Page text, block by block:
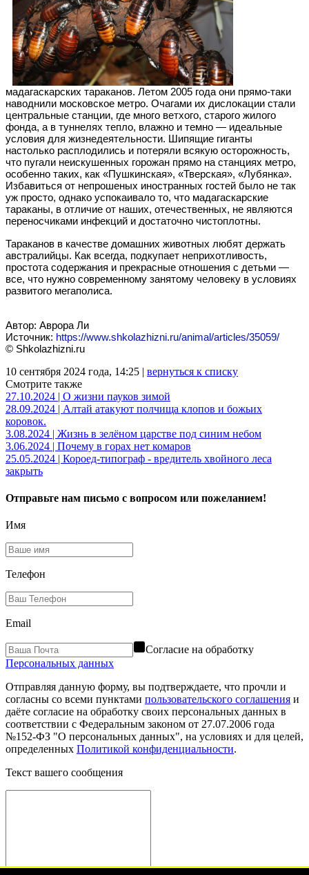
мадагаскарских тараканов. Летом 2005 года они прямо-таки
наводнили московское метро. Очагами их дислокации стали
центральные станции, где много ветхого, старого жилого
фонда, а в туннелях тепло, влажно и темно — идеальные
условия для жизнедеятельности. Шипящие гиганты
настолько расплодились и потеряли всякую осторожность,
что пугали неискушенных горожан прямо на станциях метро,
особенно таких, как «Пушкинская», «Тверская», «Лубянка».
Избавиться от непрошеных иностранных гостей было не так
уж просто, однако успокаивало то, что мадагаскарские
тараканы, в отличие от наших, отечественных, не являются
переносчиками инфекций и достаточно чистоплотны.
Тараканов в качестве домашних животных любят держать
австралийцы. Как всегда, подкупает неприхотливость,
простота содержания и прекрасные отношения с детьми —
все, что нужно современному занятому человеку в условиях
развитого мегаполиса.
Автор: Аврора Ли
Источник: https://www.shkolazhizni.ru/animal/articles/35059/
© Shkolazhizni.ru
10 сентября 2024 года, 14:25 | вернуться к списку
Смотрите также
27.10.2024 | О жизни пауков зимой
28.09.2024 | Алтай атакуют полчища клопов и божьих
коровок.
3.08.2024 | Жизнь в зелёном царстве под синим небом
3.06.2024 | Почему в горах нет комаров
25.05.2024 | Короед-типограф - вредитель хвойного леса
закрыть
Отправьте нам письмо с вопросом или пожеланием!
Имя
Телефон
Email
Согласие на обработку
Персональных данных
Отправляя данную форму, вы подтверждаете, что прочли и
согласны со всеми пунктами пользовательского соглашения и
даёте согласие на обработку своих персональных данных в
соответствии с Федеральным законом от 27.07.2006 года
№152-ФЗ "О персональных данных", на условиях и для целей,
определенных Политикой конфиденциальности.
Текст вашего сообщения